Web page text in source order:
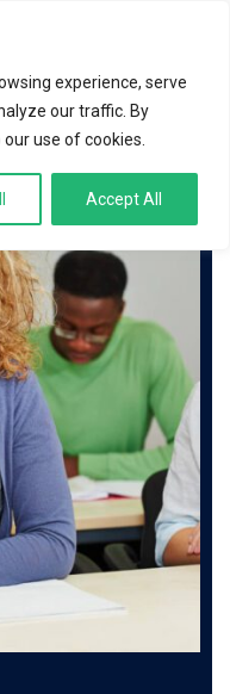
experience, serve
our traffic. By
use of cookies.
Accept All